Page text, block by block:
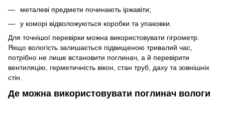
металеві предмети починають іржавіти;
у коморі відволожуються коробки та упаковки.
Для точнішої перевірки можна використовувати гігрометр.
Якщо вологість залишається підвищеною тривалий час,
потрібно не лише встановити поглинач, а й перевірити
вентиляцію, герметичність вікон, стан труб, даху та зовнішніх
стін.
Де можна використовувати поглинач вологи